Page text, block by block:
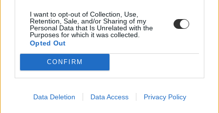
I want to opt-out of Collection, Use,
Retention, Sale, and/or Sharing of my
Personal Data that Is Unrelated with the
Purposes for which it was collected.
Opted Out
CONFIRM
Data Deletion Data Access Privacy Policy
debrecen
központi írásbeli
követelmények